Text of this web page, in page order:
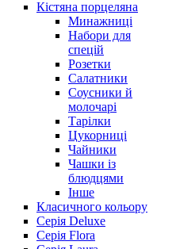
Кістяна порцеляна
Минажниці
Набори для
спецій
Розетки
Салатники
Соусники й
молочарі
Тарілки
Цукорниці
Чайники
Чашки із
блюдцями
Інше
Класичного кольору
Серія Deluxe
Серія Flora